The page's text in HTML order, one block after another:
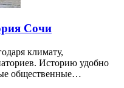
Сочи
климату,
Историю удобно
общественные…